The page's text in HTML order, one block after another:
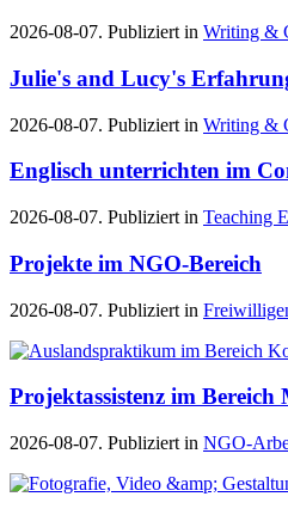
2026-08-07. Publiziert in Writing &
Julie's and Lucy's
2026-08-07. Publiziert in Writing &
Englisch unterrichten im
2026-08-07. Publiziert in Teaching
Projekte im NGO-Bereich
2026-08-07. Publiziert in
Projektassistenz im
2026-08-07. Publiziert in NGO-